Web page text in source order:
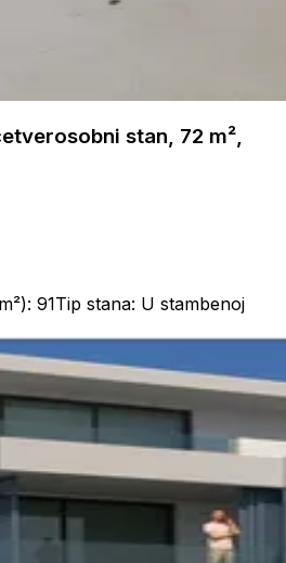
stan, 72 m²,
91Tip stana: U stambenoj